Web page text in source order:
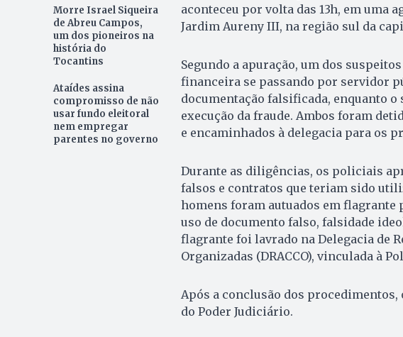
Morre Israel Siqueira
de Abreu Campos,
um dos pioneiros na
história do
Tocantins
Ataídes assina
compromisso de não
usar fundo eleitoral
nem empregar
parentes no governo
aconteceu por volta das 13h, em uma
Jardim Aureny III, na região sul da
Segundo a apuração, um dos
financeira se passando por servidor
documentação falsificada, enquanto
execução da fraude. Ambos foram
e encaminhados à delegacia para os
Durante as diligências, os policiais
falsos e contratos que teriam sido
homens foram autuados em
uso de documento falso, falsidade
flagrante foi lavrado na Delegacia de
Organizadas (DRACCO), vinculada à
Após a conclusão dos
do Poder Judiciário.